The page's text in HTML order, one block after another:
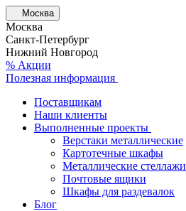
Москва
Москва
Санкт-Петербург
Нижний Новгород
% Акции
Полезная информация
Поставщикам
Наши клиенты
Выполненные проекты
Верстаки металлические
Картотечные шкафы
Металлические стеллажи
Почтовые ящики
Шкафы для раздевалок
Блог